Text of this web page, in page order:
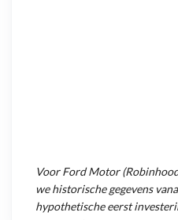
VoorFord Motor
we historische gegevens
hypothetische eerst